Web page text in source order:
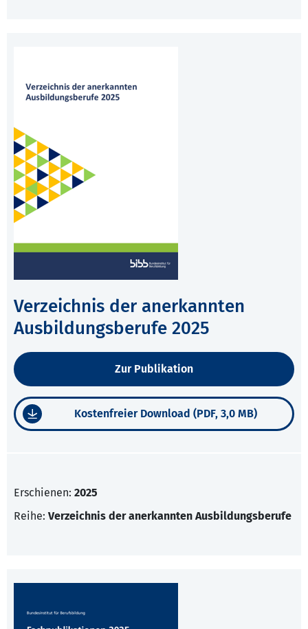
Verzeichnis der anerkannten
Ausbildungsberufe 2025
Zur Publikation
Kostenfreier Download (PDF, 3,0 MB)
Erschienen: 2025
Reihe: Verzeichnis der anerkannten Ausbildungsberufe